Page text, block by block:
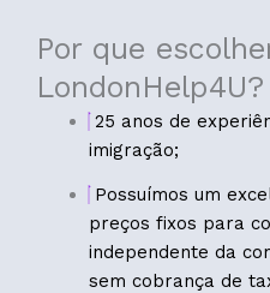
Por que
LondonHelp4U?
25 anos de
imigração;
Possuímos um
preços fixos para
independente da
sem cobrança de